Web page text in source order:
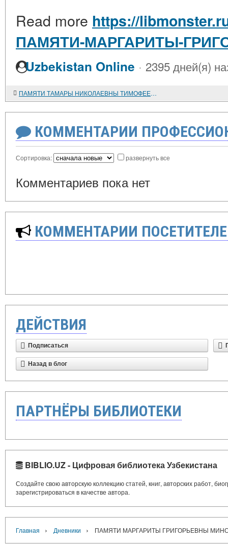
Read more https://
ПАМЯТИ-МАРГАРИТЫ-
Uzbekistan Online · 2395 дней(я)
ПАМЯТИ ТАМАРЫ НИКОЛАЕВНЫ ТИМОФЕЕВОЙ
КОММЕНТАРИИ
Сортировка: развернуть все
Комментариев пока нет
КОММЕНТАРИИ
ДЕЙСТВИЯ
Подписаться
Назад в блог
ПАРТНЁРЫ БИБЛИОТЕКИ
BIBLIO.UZ - Цифровая библиотека Узбекистана
Создайте свою авторскую коллекцию статей, книг, авторских работ,
зарегистрироваться в качестве автора.
Главная › Дневники › ПАМЯТИ МАРГАРИТЫ ГРИГОРЬЕВНЫ